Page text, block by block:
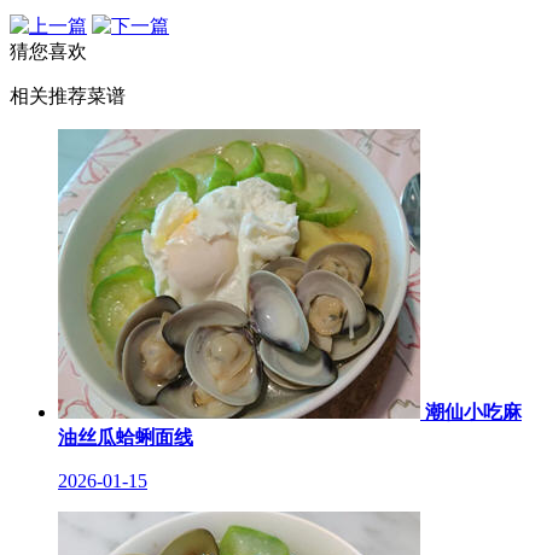
猜您喜欢
相关推荐菜谱
潮仙小吃麻
油丝瓜蛤蜊面线
2026-01-15